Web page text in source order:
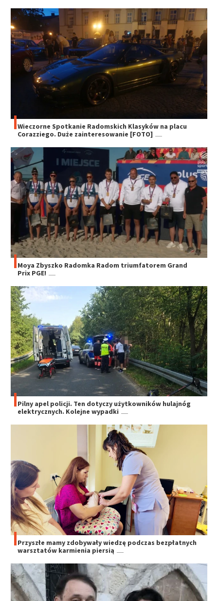
Wieczorne Spotkanie Radomskich Klasyków na placu
Corazziego. Duże zainteresowanie [FOTO]
Moya Zbyszko Radomka Radom triumfatorem Grand
Prix PGE!
Pilny apel policji. Ten dotyczy użytkowników hulajnóg
elektrycznych. Kolejne wypadki
Przyszłe mamy zdobywały wiedzę podczas bezpłatnych
warsztatów karmienia piersią